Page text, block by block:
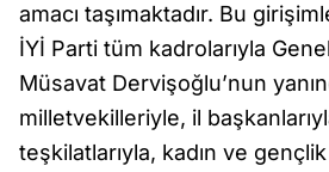
amacı taşımaktadır. Bu
İYİ Parti tüm kadrolarıyla
Müsavat Dervişoğlu’nun
milletvekilleriyle, il
teşkilatlarıyla, kadın ve